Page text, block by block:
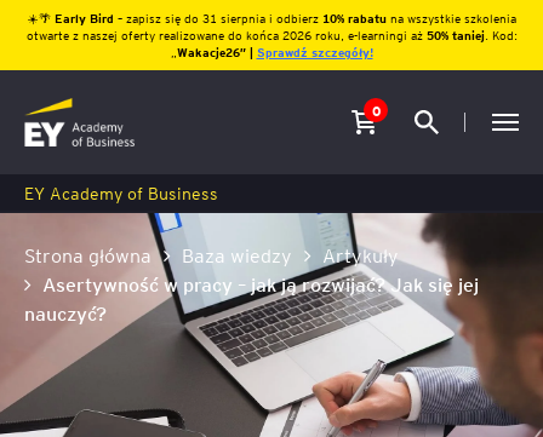
☀️🌴 Early Bird – zapisz się do 31 sierpnia i odbierz10% rabatu na wszystkie szkolenia
otwarte z naszej oferty realizowane do końca 2026 roku, e-learningi aż 50% taniej. Kod:
Wakacje26″ | Sprawdź szczegóły!
0
EY Academy of Business
Strona główna Baza wiedzy
Artykuły
Asertywność w pracy – jak ją rozwijać? Jak się jej
nauczyć?